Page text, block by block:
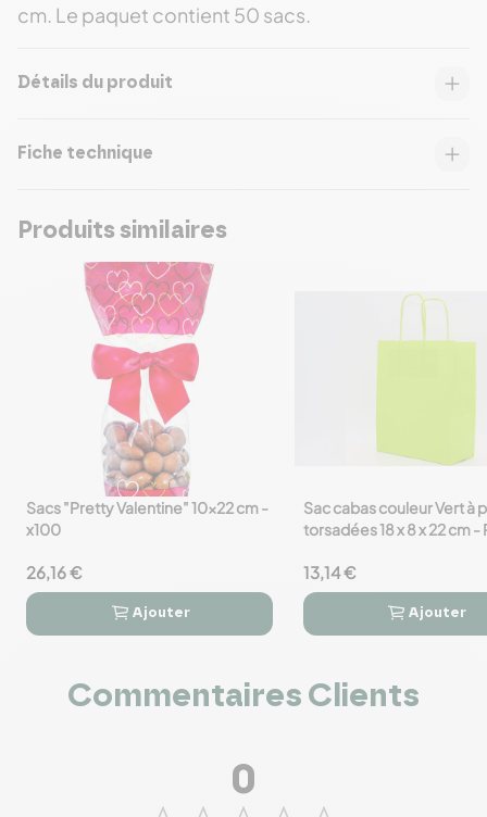
cm. Le paquet contient 50 sacs.
Détails du produit
Fiche technique
Produits similaires
favorite_border
Sacs "Pretty Valentine" 10x22 cm -
x100
26,16 €
 
Ajouter
favorite_border
Sac cabas couleur Vert à
torsadées 18 x 8 x 22 cm -
13,14 €
 
Ajouter
Commentaires Clients
0